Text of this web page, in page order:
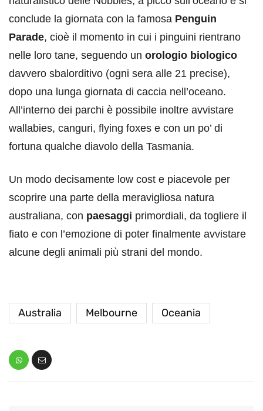
conclude la giornata con la famosa Penguin
Parade, cioè il momento in cui i pinguini rientrano
nelle loro tane, seguendo un orologio biologico
davvero sbalorditivo (ogni sera alle 21 precise),
dopo una lunga giornata di caccia nell’oceano.
All’interno dei parchi è possibile inoltre avvistare
wallabies, canguri, flying foxes e con un po’ di
fortuna qualche diavolo della Tasmania.
Un modo decisamente low cost e piacevole per
scoprire una parte della meravigliosa natura
australiana, con paesaggi primordiali, da togliere il
fiato e con l’emozione di poter finalmente avvistare
alcune degli animali più strani del mondo.
Australia Melbourne Oceania